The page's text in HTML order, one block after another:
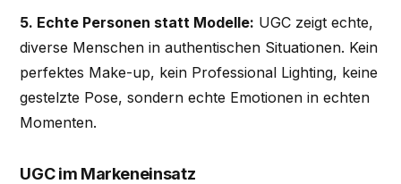
5. Echte Personen statt Modelle: UGC zeigt echte,
diverse Menschen in authentischen Situationen. Kein
perfektes Make-up, kein Professional Lighting, keine
gestelzte Pose, sondern echte Emotionen in echten
Momenten.
UGC im Markeneinsatz